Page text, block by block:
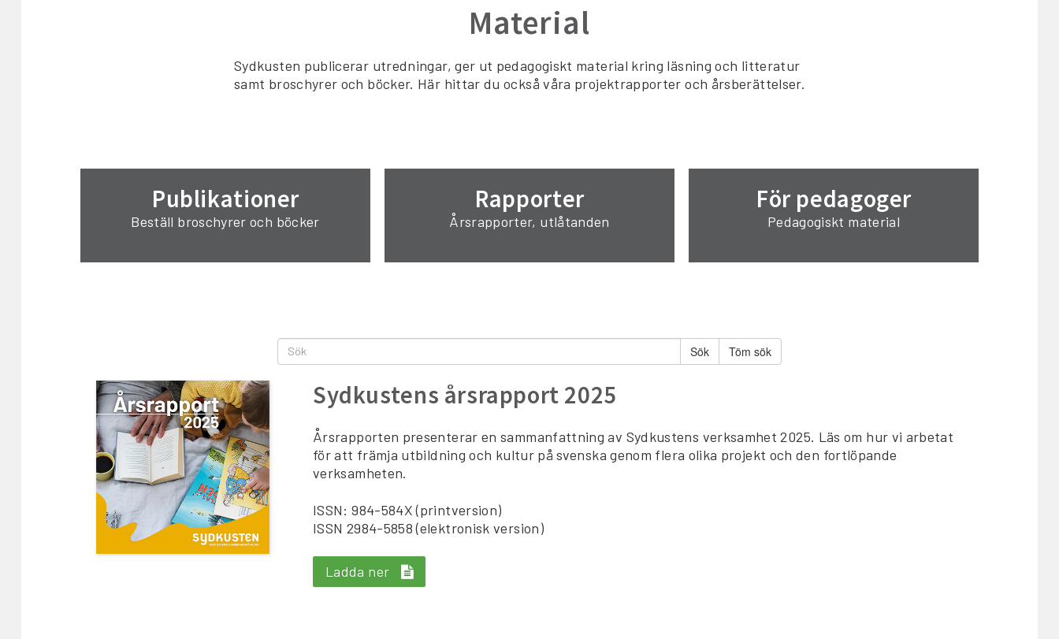
Material
Sydkusten publicerar utredningar, ger ut pedagogiskt material kring läsning och litteratur
samt broschyrer och böcker. Här hittar du också våra projektrapporter och årsberättelser.
Publikationer
Beställ broschyrer och böcker
Rapporter
Årsrapporter, utlåtanden
För pedagoger
Pedagogiskt material
Töm sök
Sydkustens årsrapport 2025
Årsrapporten presenterar en sammanfattning av Sydkustens verksamhet 2025. Läs om hur vi arbetat
för att främja utbildning och kultur på svenska genom flera olika projekt och den fortlöpande
verksamheten.
ISSN: 984-584X (printversion)
ISSN 2984-5858 (elektronisk version)
Ladda ner